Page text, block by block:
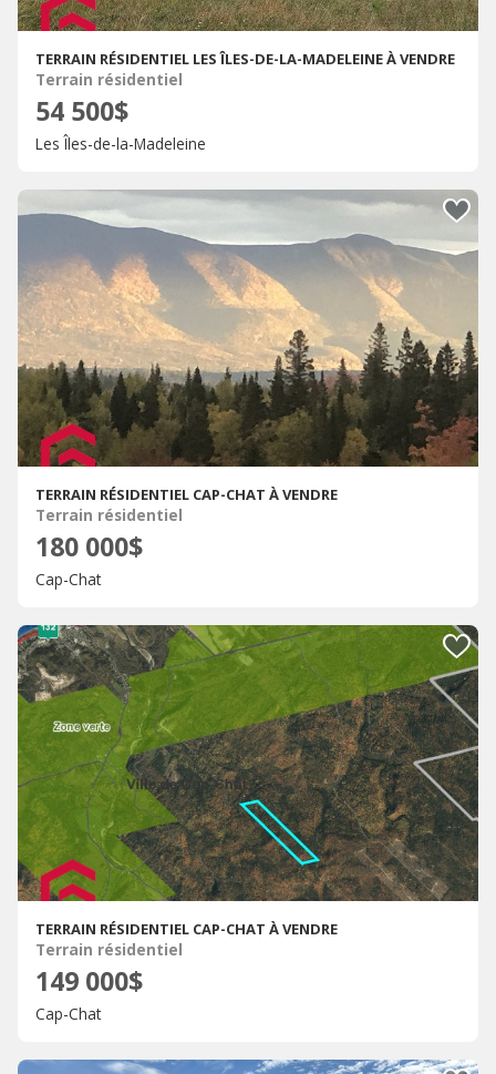
TERRAIN RÉSIDENTIEL LES ÎLES-DE-LA-MADELEINE À VENDRE
Terrain résidentiel
54 500$
Les Îles-de-la-Madeleine
TERRAIN RÉSIDENTIEL CAP-CHAT À VENDRE
Terrain résidentiel
180 000$
Cap-Chat
TERRAIN RÉSIDENTIEL CAP-CHAT À VENDRE
Terrain résidentiel
149 000$
Cap-Chat